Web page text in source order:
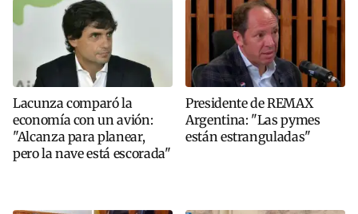
Lacunza comparó la
economía con un avión:
"Alcanza para planear,
pero la nave está escorada"
Presidente de REMAX
Argentina: "Las pymes
están estranguladas"